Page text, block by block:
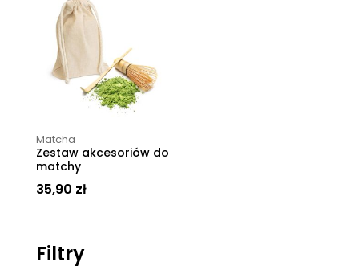
Filtry
Matcha
Zestaw akcesoriów do
matchy
35,90 zł